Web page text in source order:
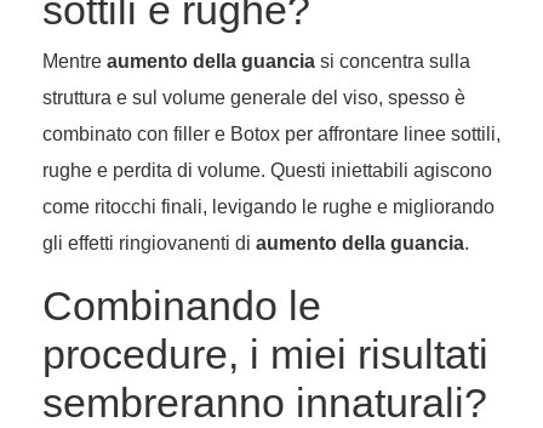
sottili e rughe?
Mentre aumento della guancia si concentra sulla
struttura e sul volume generale del viso, spesso è
combinato con filler e Botox per affrontare linee sottili,
rughe e perdita di volume. Questi iniettabili agiscono
come ritocchi finali, levigando le rughe e migliorando
gli effetti ringiovanenti di aumento della guancia.
Combinando le
procedure, i miei risultati
sembreranno innaturali?